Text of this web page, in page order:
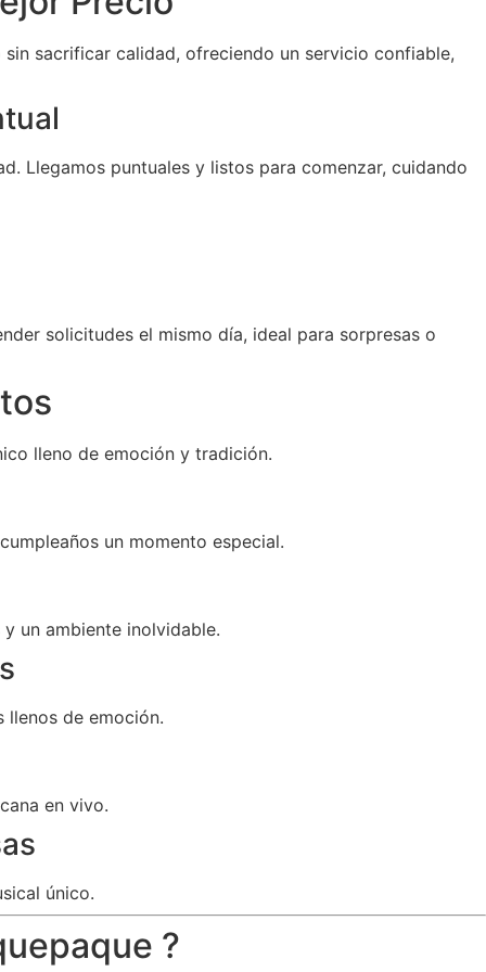
sacrificar calidad, ofreciendo un servicio confiable,
Llegamos puntuales y listos para comenzar, cuidando
solicitudes el mismo día, ideal para sorpresas o
lleno de emoción y tradición.
un momento especial.
un ambiente inolvidable.
llenos de emoción.
en vivo.
único.
?